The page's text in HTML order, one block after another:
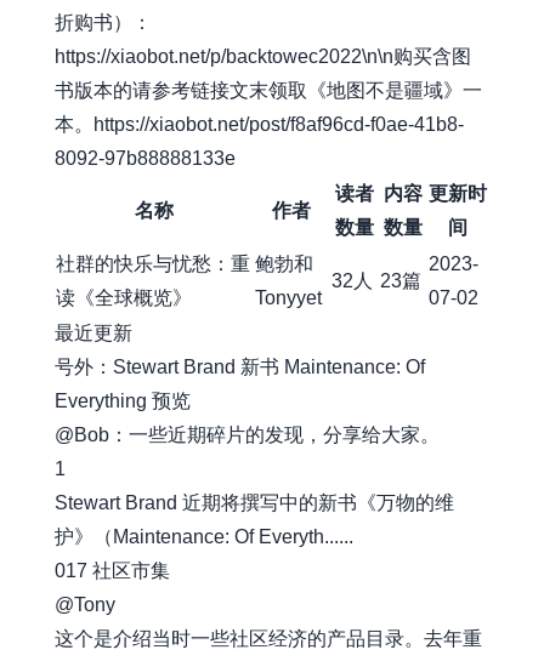
折购书）：
https://xiaobot.net/p/backtowec2022\n\n购买含图
书版本的请参考链接文末领取《地图不是疆域》一
本。https://xiaobot.net/post/f8af96cd-f0ae-41b8-
8092-97b88888133e
名称 作者
读者
数量
内容
数量
更新时
间
社群的快乐与忧愁：重
读《全球概览》
鲍勃和
Tonyyet
32人 23篇
2023-
07-02
最近更新
号外：Stewart Brand 新书 Maintenance: Of
Everything 预览
@Bob：一些近期碎片的发现，分享给大家。
1
Stewart Brand 近期将撰写中的新书《万物的维
护》（Maintenance: Of Everyth......
017 社区市集
@Tony
这个是介绍当时一些社区经济的产品目录。去年重